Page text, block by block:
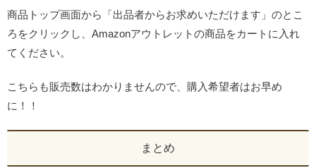
商品トップ画面から「出品者からお求めいただけます」のとこ
ろをクリックし、Amazonアウトレットの商品をカートに入れ
てください。
こちらも販売数はわかりませんので、購入希望者はお早め
に！！
まとめ